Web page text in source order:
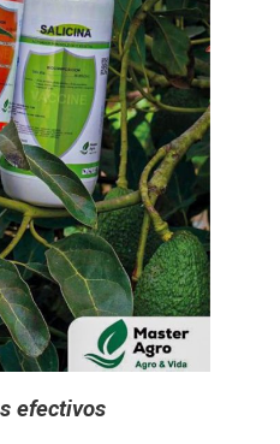
efectivos